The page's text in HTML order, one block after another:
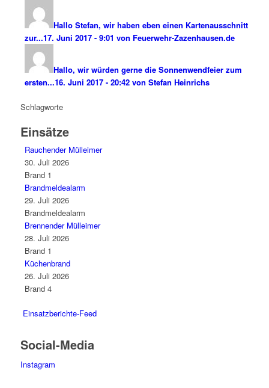
Hallo Stefan, wir haben eben einen Kartenausschnitt
zur...17. Juni 2017 - 9:01 von Feuerwehr-Zazenhausen.de
Hallo, wir würden gerne die Sonnenwendfeier zum
ersten...16. Juni 2017 - 20:42 von Stefan Heinrichs
Schlagworte
Einsätze
Rauchender Mülleimer
30. Juli 2026
Brand 1
Brandmeldealarm
29. Juli 2026
Brandmeldealarm
Brennender Mülleimer
28. Juli 2026
Brand 1
Küchenbrand
26. Juli 2026
Brand 4
Einsatzberichte-Feed
Social-Media
Instagram